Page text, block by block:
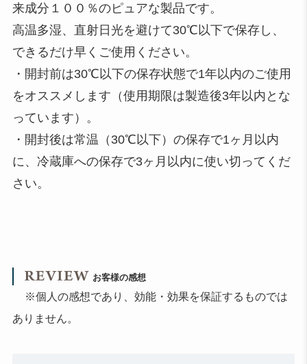
来成分１００％のピュアな製品です。
高温多湿、直射日光を避けて30℃以下で保存し、
できるだけ早くご使用ください。
・開封前は30℃以下の保存状態で1年以内のご使用
をオススメします（使用期限は製造後3年以内とな
っています）。
・開封後は常温（30℃以下）の保存で1ヶ月以内
に、冷蔵庫への保存で3ヶ月以内に使い切ってくだ
さい。
お客様の感想
※個人の感想であり、効能・効果を保証するものでは
ありません。